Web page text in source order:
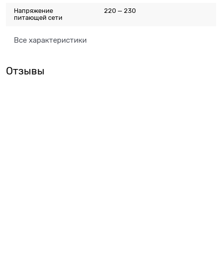
Напряжение
питающей сети
220 — 230
Все характеристики
Отзывы